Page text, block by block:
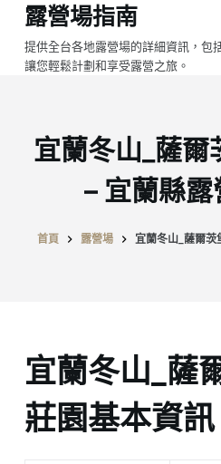
跳
至
主
露營場指南
提供全台各地露營場的詳細資訊，包
讓您輕鬆計劃和享受露營之旅。
宜蘭冬山_薩爾
– 宜蘭縣
首頁 露營場 宜蘭冬山_薩爾
宜蘭冬山_薩
莊園基本資訊